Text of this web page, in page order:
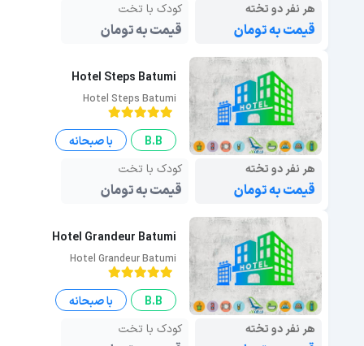
هر نفر دو تخته
قیمت به تومان
کودک با تخت
قیمت به تومان
Hotel Steps Batumi
Hotel Steps Batumi
B.B
با صبحانه
هر نفر دو تخته
قیمت به تومان
کودک با تخت
قیمت به تومان
Hotel Grandeur Batumi
Hotel Grandeur Batumi
B.B
با صبحانه
هر نفر دو تخته
کودک با تخت